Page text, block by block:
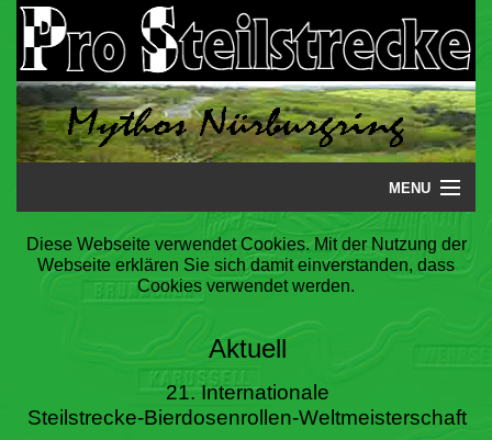
MENU
Startseite
Steilstrecke
Literatur
Diese Webseite verwendet Cookies. Mit der Nutzung der
Webseite erklären Sie sich damit einverstanden, dass
Cookies verwendet werden.
Aktuell
21. Internationale
Steilstrecke-Bierdosenrollen-Weltmeisterschaft